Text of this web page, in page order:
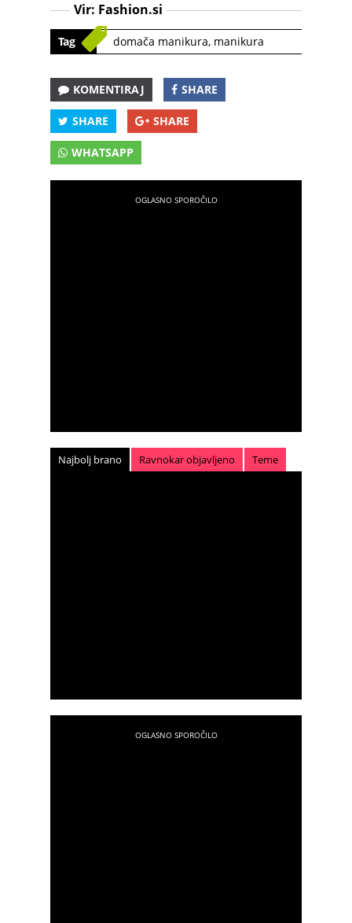
Vir: Fashion.si
Tag domača manikura, manikura
KOMENTIRAJ SHARE
SHARE SHARE
WHATSAPP
Najbolj brano Ravnokar objavljeno Teme